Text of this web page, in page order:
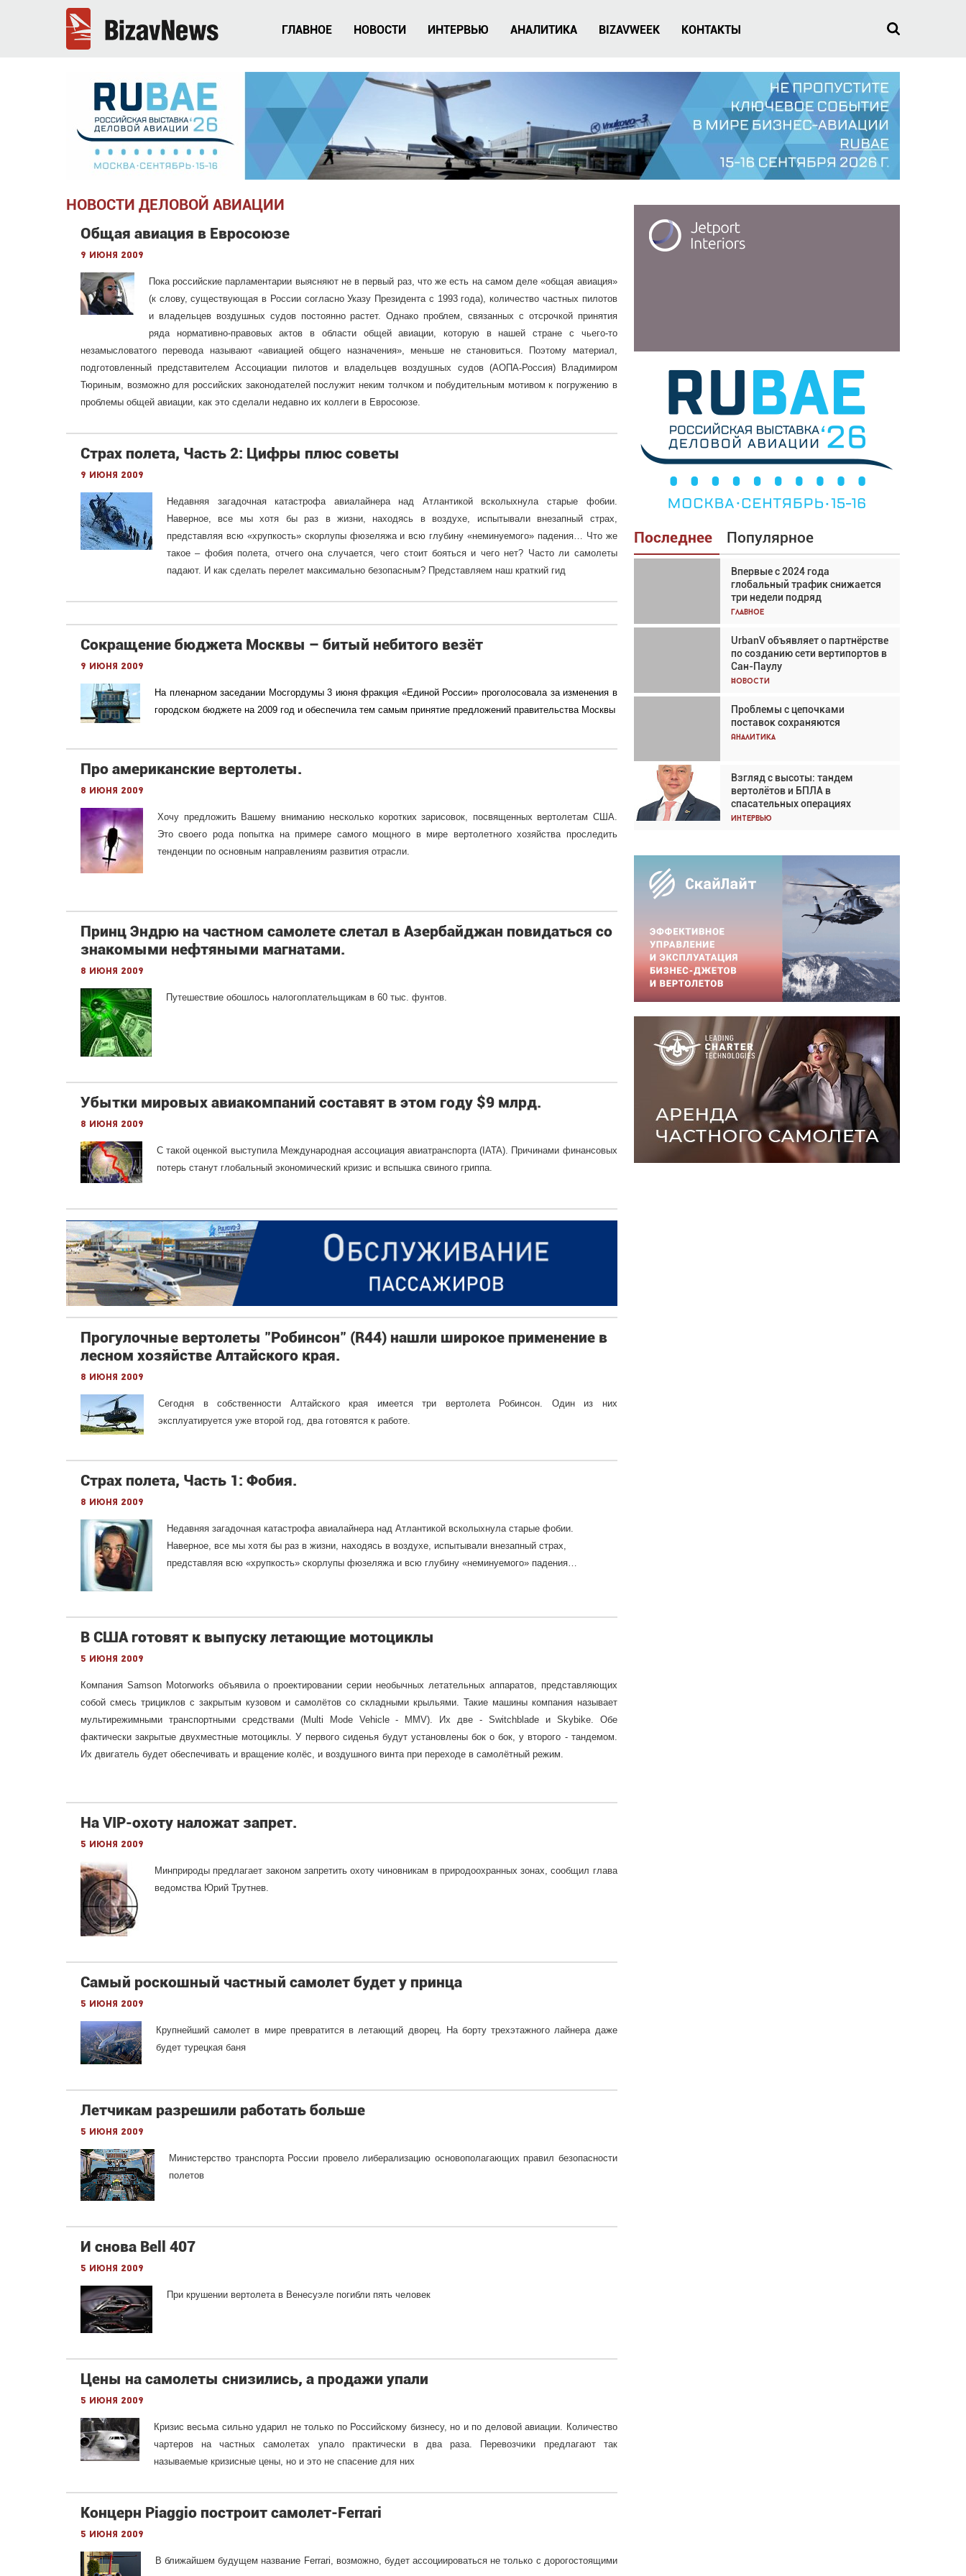
ГЛАВНОЕ НОВОСТИ ИНТЕРВЬЮ АНАЛИТИКА BIZAVWEEK КОНТАКТЫ
НОВОСТИ ДЕЛОВОЙ АВИАЦИИ
Общая авиация в Евросоюзе
9 июня 2009
Пока российские парламентарии выясняют не в первый раз, что же есть на самом деле «общая авиация»
(к слову, существующая в России согласно Указу Президента с 1993 года), количество частных пилотов
и владельцев воздушных судов постоянно растет. Однако проблем, связанных с отсрочкой принятия
ряда нормативно-правовых актов в области общей авиации, которую в нашей стране с чьего-то
незамысловатого перевода называют «авиацией общего назначения», меньше не становиться. Поэтому материал,
подготовленный представителем Ассоциации пилотов и владельцев воздушных судов (АОПА-Россия) Владимиром
Тюриным, возможно для российских законодателей послужит неким толчком и побудительным мотивом к погружению в
проблемы общей авиации, как это сделали недавно их коллеги в Евросоюзе.
Страх полета, Часть 2: Цифры плюс советы
9 июня 2009
Недавняя загадочная катастрофа авиалайнера над Атлантикой всколыхнула старые фобии.
Наверное, все мы хотя бы раз в жизни, находясь в воздухе, испытывали внезапный страх,
представляя всю «хрупкость» скорлупы фюзеляжа и всю глубину «неминуемого» падения… Что же
такое – фобия полета, отчего она случается, чего стоит бояться и чего нет? Часто ли самолеты
падают. И как сделать перелет максимально безопасным? Представляем наш краткий гид
Сокращение бюджета Москвы – битый небитого везёт
9 июня 2009
На пленарном заседании Мосгордумы 3 июня фракция «Единой России» проголосовала за изменения в
городском бюджете на 2009 год и обеспечила тем самым принятие предложений правительства Москвы
Про американские вертолеты.
8 июня 2009
Хочу предложить Вашему вниманию несколько коротких зарисовок, посвященных вертолетам США.
Это своего рода попытка на примере самого мощного в мире вертолетного хозяйства проследить
тенденции по основным направлениям развития отрасли.
Принц Эндрю на частном самолете слетал в Азербайджан повидаться со
знакомыми нефтяными магнатами.
8 июня 2009
Путешествие обошлось налогоплательщикам в 60 тыс. фунтов.
Убытки мировых авиакомпаний составят в этом году $9 млрд.
8 июня 2009
С такой оценкой выступила Международная ассоциация авиатранспорта (IATA). Причинами финансовых
потерь станут глобальный экономический кризис и вспышка свиного гриппа.
Прогулочные вертолеты "Робинсон" (R44) нашли широкое применение в
лесном хозяйстве Алтайского края.
8 июня 2009
Сегодня в собственности Алтайского края имеется три вертолета Робинсон. Один из них
эксплуатируется уже второй год, два готовятся к работе.
Страх полета, Часть 1: Фобия.
8 июня 2009
Недавняя загадочная катастрофа авиалайнера над Атлантикой всколыхнула старые фобии.
Наверное, все мы хотя бы раз в жизни, находясь в воздухе, испытывали внезапный страх,
представляя всю «хрупкость» скорлупы фюзеляжа и всю глубину «неминуемого» падения…
В США готовят к выпуску летающие мотоциклы
5 июня 2009
Компания Samson Motorworks объявила о проектировании серии необычных летательных аппаратов, представляющих
собой смесь трициклов с закрытым кузовом и самолётов со складными крыльями. Такие машины компания называет
мультирежимными транспортными средствами (Multi Mode Vehicle - MMV). Их две - Switchblade и Skybike. Обе
фактически закрытые двухместные мотоциклы. У первого сиденья будут установлены бок о бок, у второго - тандемом.
Их двигатель будет обеспечивать и вращение колёс, и воздушного винта при переходе в самолётный режим.
На VIP-охоту наложат запрет.
5 июня 2009
Минприроды предлагает законом запретить охоту чиновникам в природоохранных зонах, сообщил глава
ведомства Юрий Трутнев.
Самый роскошный частный самолет будет у принца
5 июня 2009
Крупнейший самолет в мире превратится в летающий дворец. На борту трехэтажного лайнера даже
будет турецкая баня
Летчикам разрешили работать больше
5 июня 2009
Министерство транспорта России провело либерализацию основополагающих правил безопасности
полетов
И снова Bell 407
5 июня 2009
При крушении вертолета в Венесуэле погибли пять человек
Цены на самолеты снизились, а продажи упали
5 июня 2009
Кризис весьма сильно ударил не только по Российскому бизнесу, но и по деловой авиации. Количество
чартеров на частных самолетах упало практически в два раза. Перевозчики предлагают так
называемые кризисные цены, но и это не спасение для них
Концерн Piaggio построит самолет-Ferrari
5 июня 2009
В ближайшем будущем название Ferrari, возможно, будет ассоциироваться не только с дорогостоящими
Последнее Популярное
Впервые с 2024 года
глобальный трафик снижается
три недели подряд
Главное
UrbanV объявляет о партнёрстве
по созданию сети вертипортов в
Сан-Паулу
Новости
Проблемы с цепочками
поставок сохраняются
Аналитика
Взгляд с высоты: тандем
вертолётов и БПЛА в
спасательных операциях
Интервью
Взгляд с высоты: тандем
вертолётов и БПЛА в
спасательных операциях
Главное
Авиационный фотограф Дэйв
Кох: «Фотография говорит сама
за себя... а ИИ всё портит»
Новости
Впервые с 2024 года
глобальный трафик снижается
три недели подряд
Частный самолёт – это актив.
Подходите к покупке
соответствующим образом
Интервью